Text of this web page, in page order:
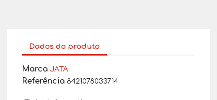
Dados do produto
Marca JATA
Referência 8421078033714